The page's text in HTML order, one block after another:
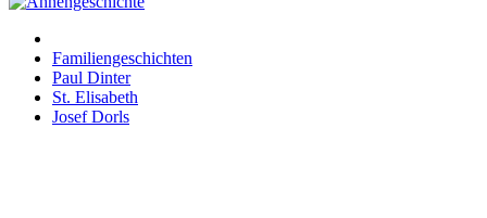
Familiengeschichten
Paul Dinter
St. Elisabeth
Josef Dorls